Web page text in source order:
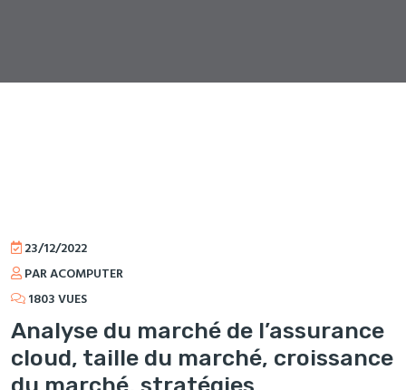
23/12/2022
PAR ACOMPUTER
1803 VUES
Analyse du marché de l’assurance
cloud, taille du marché, croissance